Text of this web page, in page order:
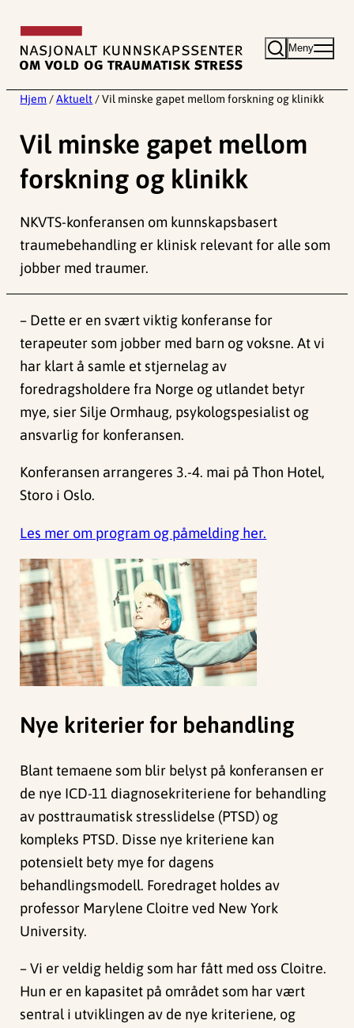
innhold
Meny
Hjem / Aktuelt / Vil minske gapet mellom forskning og klinikk
Vil minske gapet mellom
forskning og klinikk
NKVTS-konferansen om kunnskapsbasert
traumebehandling er klinisk relevant for alle som
jobber med traumer.
– Dette er en svært viktig konferanse for
terapeuter som jobber med barn og voksne. At vi
har klart å samle et stjernelag av
foredragsholdere fra Norge og utlandet betyr
mye, sier Silje Ormhaug, psykologspesialist og
ansvarlig for konferansen.
Konferansen arrangeres 3.-4. mai på Thon Hotel,
Storo i Oslo.
Les mer om program og påmelding her.
Nye kriterier for behandling
Blant temaene som blir belyst på konferansen er
de nye ICD-11 diagnosekriteriene for behandling
av posttraumatisk stresslidelse (PTSD) og
kompleks PTSD. Disse nye kriteriene kan
potensielt bety mye for dagens
behandlingsmodell. Foredraget holdes av
professor Marylene Cloitre ved New York
University.
– Vi er veldig heldig som har fått med oss Cloitre.
Hun er en kapasitet på området som har vært
sentral i utviklingen av de nye kriteriene, og